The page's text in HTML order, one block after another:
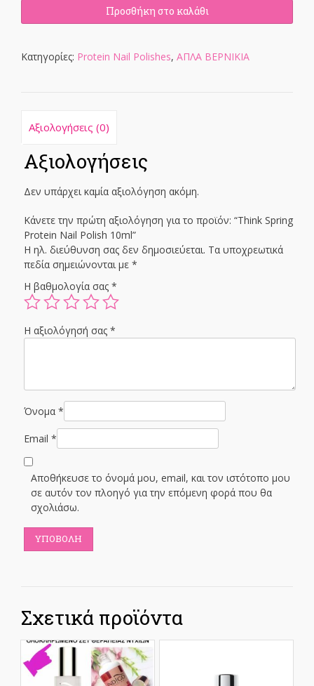
Nail
10ml
Προσθήκη στο καλάθι
Κατηγορίες: Protein Nail Polishes, ΑΠΛΑ ΒΕΡΝΙΚΙΑ
Αξιολογήσεις (0)
Αξιολογήσεις
Δεν υπάρχει καμία αξιολόγηση ακόμη.
Κάνετε την πρώτη αξιολόγηση για το προϊόν: “Think Spring
Protein Nail Polish 10ml”
Η ηλ. διεύθυνση σας δεν δημοσιεύεται. Τα υποχρεωτικά
πεδία σημειώνονται με *
Η βαθμολογία σας *
Η αξιολόγησή σας *
Όνομα *
Email *
Αποθήκευσε το όνομά μου, email, και τον ιστότοπο μου
σε αυτόν τον πλοηγό για την επόμενη φορά που θα
σχολιάσω.
Σχετικά προϊόντα